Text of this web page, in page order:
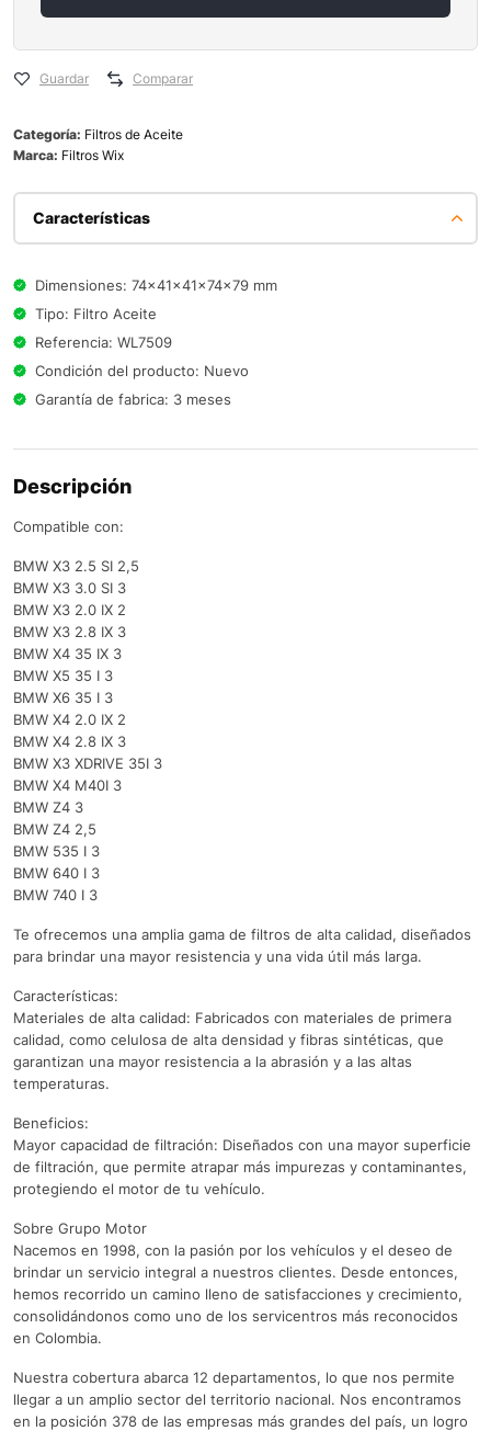
Guardar Comparar
Categoría: Filtros de Aceite
Marca: Filtros Wix
Características
Dimensiones: 74x41x41x74x79 mm
Tipo: Filtro Aceite
Referencia: WL7509
Condición del producto: Nuevo
Garantía de fabrica: 3 meses
Descripción
Compatible con:
BMW X3 2.5 SI 2,5
BMW X3 3.0 SI 3
BMW X3 2.0 IX 2
BMW X3 2.8 IX 3
BMW X4 35 IX 3
BMW X5 35 I 3
BMW X6 35 I 3
BMW X4 2.0 IX 2
BMW X4 2.8 IX 3
BMW X3 XDRIVE 35I 3
BMW X4 M40I 3
BMW Z4 3
BMW Z4 2,5
BMW 535 I 3
BMW 640 I 3
BMW 740 I 3
Te ofrecemos una amplia gama de filtros de alta calidad, diseñados
para brindar una mayor resistencia y una vida útil más larga.
Características:
Materiales de alta calidad: Fabricados con materiales de primera
calidad, como celulosa de alta densidad y fibras sintéticas, que
garantizan una mayor resistencia a la abrasión y a las altas
temperaturas.
Beneficios:
Mayor capacidad de filtración: Diseñados con una mayor superficie
de filtración, que permite atrapar más impurezas y contaminantes,
protegiendo el motor de tu vehículo.
Sobre Grupo Motor
Nacemos en 1998, con la pasión por los vehículos y el deseo de
brindar un servicio integral a nuestros clientes. Desde entonces,
hemos recorrido un camino lleno de satisfacciones y crecimiento,
consolidándonos como uno de los servicentros más reconocidos
en Colombia.
Nuestra cobertura abarca 12 departamentos, lo que nos permite
llegar a un amplio sector del territorio nacional. Nos encontramos
en la posición 378 de las empresas más grandes del país, un logro